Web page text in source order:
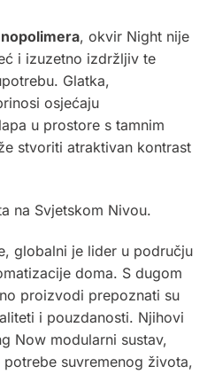
, okvir Night nije
i izuzetno izdržljiv te
Glatka,
osjećaju
u prostore s tamnim
stvoriti atraktivan kontrast
na Svjetskom Nivou.
globalni je lider u području
doma. S dugom
proizvodi prepoznati su
i pouzdanosti. Njihovi
Now modularni sustav,
suvremenog života,